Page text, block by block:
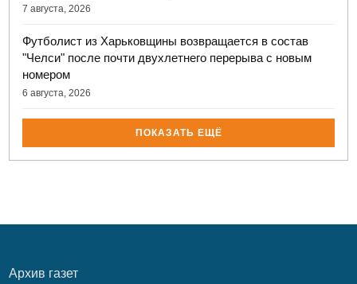
7 августа, 2026
Футболист из Харьковщины возвращается в состав
"Челси" после почти двухлетнего перерыва с новым
номером
6 августа, 2026
ПОКАЗАТЬ ЕЩЁ
Архив газет